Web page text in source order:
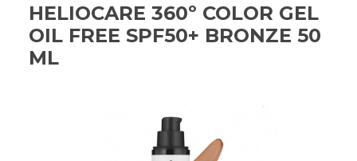
HELIOCARE 360º COLOR GEL
OIL FREE SPF50+ BRONZE 50
ML